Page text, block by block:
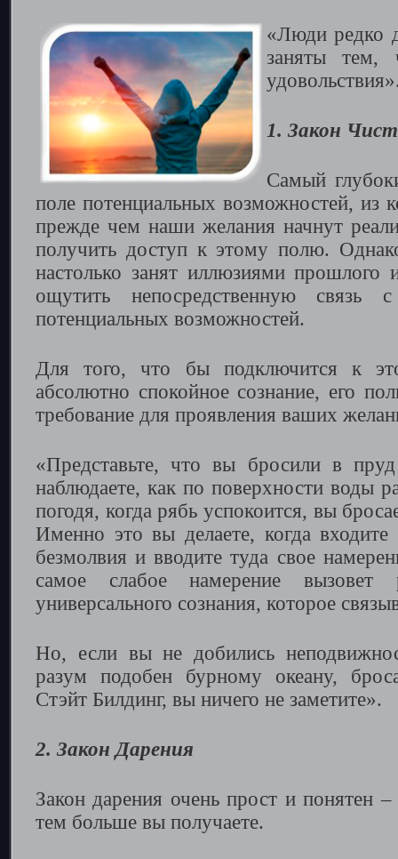
«Люди редко
заняты тем,
1. Закон
Самый
поле потенциальных возможностей, из
прежде чем наши желания начнут
получить доступ к этому полю.
настолько занят иллюзиями
ощутить непосредственную
потенциальных возможностей.
Для того, что бы подключится к
абсолютно спокойное сознание, его
требование для проявления ваших
«Представьте, что вы бросили в
наблюдаете, как по поверхности воды
погодя, когда рябь успокоится, вы
Именно это вы делаете, когда входите
безмолвия и вводите туда свое
самое слабое намерение вызовет
универсального сознания, которое
Но, если вы не добились
разум подобен бурному океану,
Стэйт Билдинг, вы ничего не заметите».
2. Закон Дарения
Закон дарения очень прост и понятен
тем больше вы получаете.